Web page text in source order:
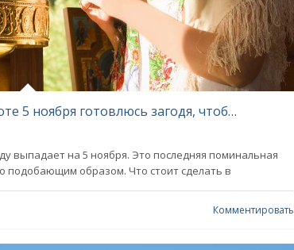
К Димитриевской родительской субботе 5 ноября готовлюсь загодя, чтобы помянуть все родные души
выпадает на 5 ноября. Это последняя поминальная
подобающим образом. Что стоит сделать в
Комментировать